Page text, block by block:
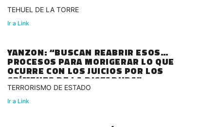
TEHUEL DE LA TORRE
Ir a Link
YANZON: “BUSCAN REABRIR ESOS
PROCESOS PARA MORIGERAR LO QUE
OCURRE CON LOS JUICIOS POR LOS
CRÍMENES DE LA DICTADURA”
TERRORISMO DE ESTADO
Ir a Link